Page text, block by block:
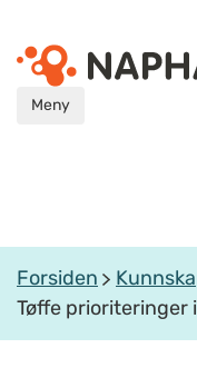
Meny
Forsiden
Tøffe prioriteringer